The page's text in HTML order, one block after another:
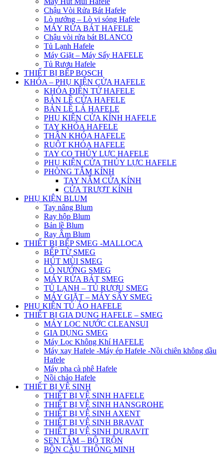
Chậu Vòi Rửa Bát Hafele
Lò nướng – Lò vi sóng Hafele
MÁY RỬA BÁT HAFELE
Chậu vòi rửa bát BLANCO
Tủ Lạnh Hafele
Máy Giặt – Máy Sấy HAFELE
Tủ Rượu Hafele
THIẾT BỊ BẾP BOSCH
KHÓA – PHỤ KIỆN CỬA HAFELE
KHÓA ĐIỆN TỬ HAFELE
BẢN LỀ CỬA HAFELE
BẢN LỀ LÁ HAFELE
PHỤ KIỆN CỬA KÍNH HAFELE
TAY KHÓA HAFELE
THÂN KHÓA HAFELE
RUỘT KHÓA HAFELE
TAY CO THỦY LỰC HAFELE
PHỤ KIỆN CỬA THỦY LỰC HAFELE
PHÒNG TẮM KÍNH
TAY NẮM CỬA KÍNH
CỬA TRƯỢT KÍNH
PHỤ KIỆN BLUM
Tay nâng Blum
Ray hộp Blum
Bản lề Blum
Ray Âm Blum
THIẾT BỊ BẾP SMEG -MALLOCA
BẾP TỪ SMEG
HÚT MÙI SMEG
LÒ NƯỚNG SMEG
MÁY RỬA BÁT SMEG
TỦ LẠNH – TỦ RƯỢU SMEG
MÁY GIẶT – MÁY SẤY SMEG
PHỤ KIỆN TỦ ÁO HAFELE
THIẾT BỊ GIA DỤNG HAFELE – SMEG
MÁY LỌC NƯỚC CLEANSUI
GIA DỤNG SMEG
Máy Lọc Không Khí HAFELE
Máy xay Hafele -Máy ép Hafele -Nồi chiên không dầu
Hafele
Máy pha cà phê Hafele
Nồi chảo Hafele
THIẾT BỊ VỆ SINH
THIẾT BỊ VỆ SINH HAFELE
THIẾT BỊ VỆ SINH HANSGROHE
THIẾT BỊ VỆ SINH AXENT
THIẾT BỊ VỆ SINH BRAVAT
THIẾT BỊ VỆ SINH DURAVIT
SEN TẮM – BỘ TRỘN
BỒN CẦU THÔNG MINH